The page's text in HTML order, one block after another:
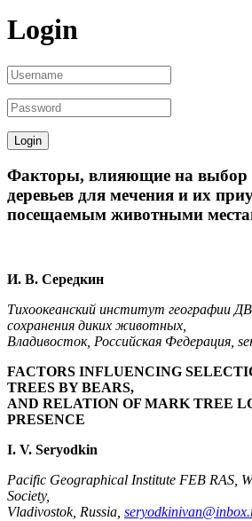
Login
Факторы, влияющие на выбор
деревьев для мечения и их
посещаемым животными
И. В. Середкин
Тихоокеанский институт географии
сохранения диких животных,
Владивосток, Российская Федерация,
FACTORS INFLUENCING
TREES BY BEARS,
AND RELATION OF MARK TREE
PRESENCE
I. V. Seryodkin
Pacific Geographical Institute FEB RAS,
Society,
Vladivostok, Russia,